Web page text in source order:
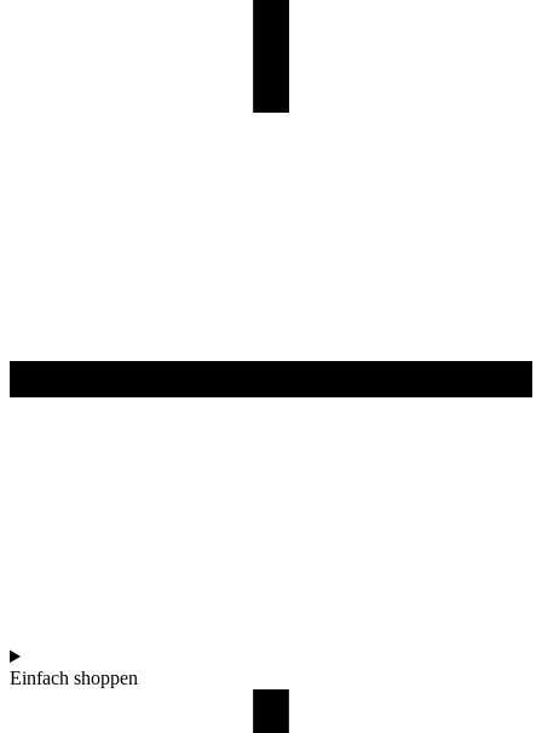
Einfach shoppen